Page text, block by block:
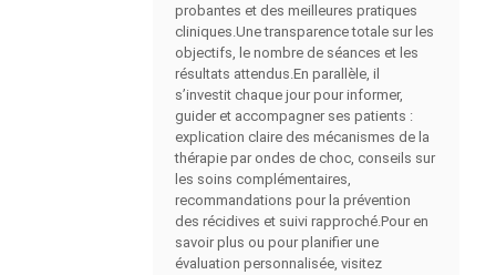
probantes et des meilleures pratiques
cliniques.Une transparence totale sur les
objectifs, le nombre de séances et les
résultats attendus.En parallèle, il
s’investit chaque jour pour informer,
guider et accompagner ses patients :
explication claire des mécanismes de la
thérapie par ondes de choc, conseils sur
les soins complémentaires,
recommandations pour la prévention
des récidives et suivi rapproché.Pour en
savoir plus ou pour planifier une
évaluation personnalisée, visitez